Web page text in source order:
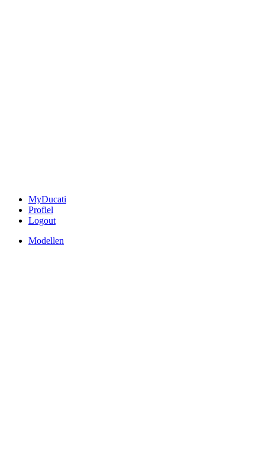
MyDucati
Profiel
Logout
Modellen